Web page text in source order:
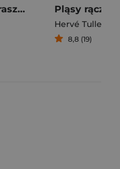
Turlututu i przepraszam za pardą Pląsy rączki
Hervé Tullet
8,8 (19)